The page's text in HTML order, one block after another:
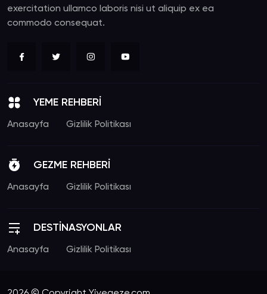
exercitation ullamco laboris nisi ut aliquip ex ea
commodo consequat.
YEME REHBERİ
Anasayfa Gizlilik Politikası
GEZME REHBERİ
Anasayfa Gizlilik Politikası
DESTİNASYONLAR
Anasayfa Gizlilik Politikası